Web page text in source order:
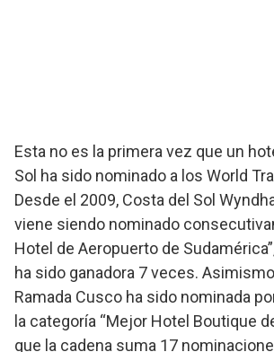
Esta no es la primera vez que un
Sol ha sido nominado a los World
Desde el 2009, Costa del Sol
viene siendo nominado
Hotel de Aeropuerto de
ha sido ganadora 7 veces.
Ramada Cusco ha sido nominada
la categoría “Mejor Hotel Boutique
que la cadena suma 17